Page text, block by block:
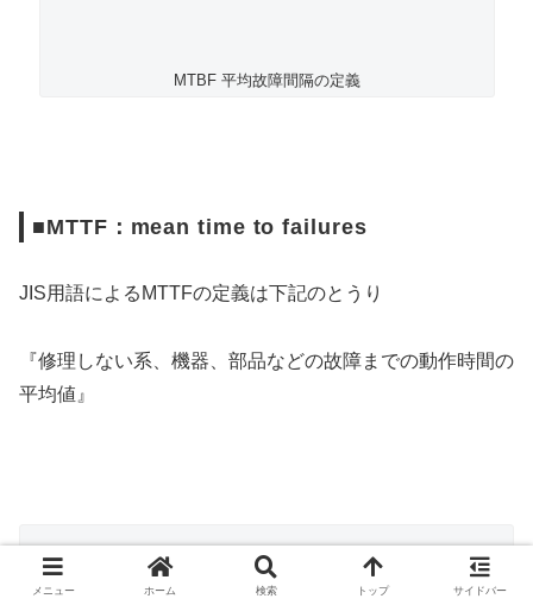
MTBF 平均故障間隔の定義
■MTTF：mean time to failures
JIS用語によるMTTFの定義は下記のとうり
『修理しない系、機器、部品などの故障までの動作時間の
平均値』
メニュー ホーム 検索 トップ サイドバー